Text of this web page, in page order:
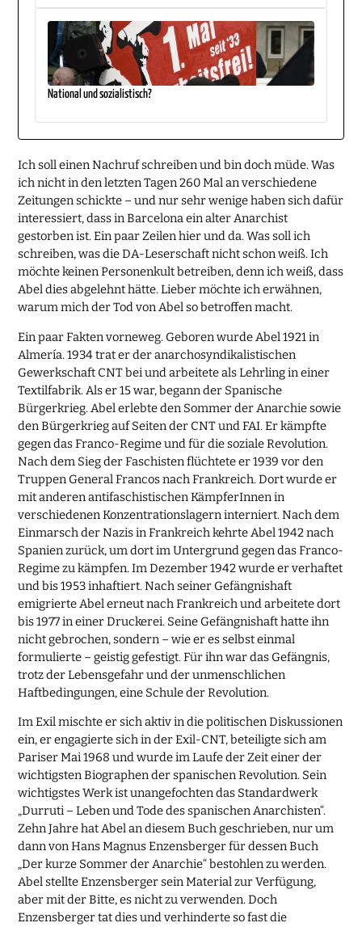
National und sozialistisch?
Ich soll einen Nachruf schreiben und bin doch müde. Was
ich nicht in den letzten Tagen 260 Mal an verschiedene
Zeitungen schickte – und nur sehr wenige haben sich dafür
interessiert, dass in Barcelona ein alter Anarchist
gestorben ist. Ein paar Zeilen hier und da. Was soll ich
schreiben, was die DA-Leserschaft nicht schon weiß. Ich
möchte keinen Personenkult betreiben, denn ich weiß, dass
Abel dies abgelehnt hätte. Lieber möchte ich erwähnen,
warum mich der Tod von Abel so betroffen macht.
Ein paar Fakten vorneweg. Geboren wurde Abel 1921 in
Almería. 1934 trat er der anarchosyndikalistischen
Gewerkschaft CNT bei und arbeitete als Lehrling in einer
Textilfabrik. Als er 15 war, begann der Spanische
Bürgerkrieg. Abel erlebte den Sommer der Anarchie sowie
den Bürgerkrieg auf Seiten der CNT und FAI. Er kämpfte
gegen das Franco-Regime und für die soziale Revolution.
Nach dem Sieg der Faschisten flüchtete er 1939 vor den
Truppen General Francos nach Frankreich. Dort wurde er
mit anderen antifaschistischen KämpferInnen in
verschiedenen Konzentrationslagern interniert. Nach dem
Einmarsch der Nazis in Frankreich kehrte Abel 1942 nach
Spanien zurück, um dort im Untergrund gegen das Franco-
Regime zu kämpfen. Im Dezember 1942 wurde er verhaftet
und bis 1953 inhaftiert. Nach seiner Gefängnishaft
emigrierte Abel erneut nach Frankreich und arbeitete dort
bis 1977 in einer Druckerei. Seine Gefängnishaft hatte ihn
nicht gebrochen, sondern – wie er es selbst einmal
formulierte – geistig gefestigt. Für ihn war das Gefängnis,
trotz der Lebensgefahr und der unmenschlichen
Haftbedingungen, eine Schule der Revolution.
Im Exil mischte er sich aktiv in die politischen Diskussionen
ein, er engagierte sich in der Exil-CNT, beteiligte sich am
Pariser Mai 1968 und wurde im Laufe der Zeit einer der
wichtigsten Biographen der spanischen Revolution. Sein
wichtigstes Werk ist unangefochten das Standardwerk
„Durruti – Leben und Tode des spanischen Anarchisten“.
Zehn Jahre hat Abel an diesem Buch geschrieben, nur um
dann von Hans Magnus Enzensberger für dessen Buch
„Der kurze Sommer der Anarchie“ bestohlen zu werden.
Abel stellte Enzensberger sein Material zur Verfügung,
aber mit der Bitte, es nicht zu verwenden. Doch
Enzensberger tat dies und verhinderte so fast die